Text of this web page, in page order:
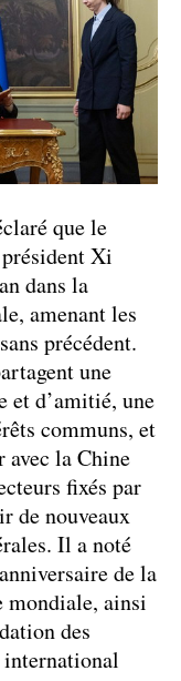
que le
Xi
dans la
amenant les
précédent.
une
et d’amitié, une
communs, et
avec la Chine
fixés par
de nouveaux
Il a noté
de la
mondiale, ainsi
des
international